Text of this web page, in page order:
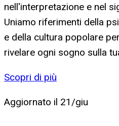
nell'interpretazione e nel
Uniamo riferimenti della
e della cultura popolare
rivelare ogni sogno sulla
Scopri di più
Aggiornato il 21/giu